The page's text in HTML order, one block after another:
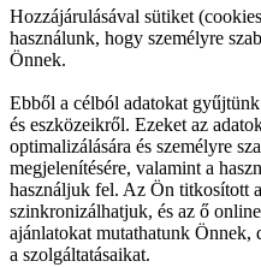
Hozzájárulásával sütiket
használunk, hogy személyre
Önnek.
Ebből a célból adatokat
és eszközeikről. Ezeket az
optimalizálására és személyre
megjelenítésére, valamint a
használjuk fel. Az Ön titkosított
szinkronizálhatjuk, és az ő
ajánlatokat mutathatunk Önnek,
a szolgáltatásaikat.